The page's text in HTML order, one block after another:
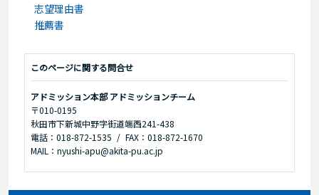
志望理由書
推薦書
このページに関する問合せ
アドミッション本部 アドミッションチーム
〒010-0195
秋田市下新城中野字街道端西241-438
電話：018-872-1535
FAX：018-872-1670
MAIL：nyushi-apu@akita-pu.ac.jp